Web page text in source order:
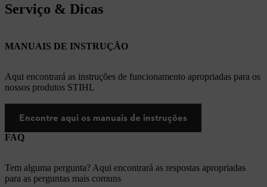
Serviço & Dicas
MANUAIS DE INSTRUÇÃO
Aqui encontrará as instruções de funcionamento apropriadas para os
nossos produtos STIHL
Encontre aqui os manuais de instruções
FAQ
Tem alguma pergunta? Aqui encontrará as respostas apropriadas
para as perguntas mais comuns